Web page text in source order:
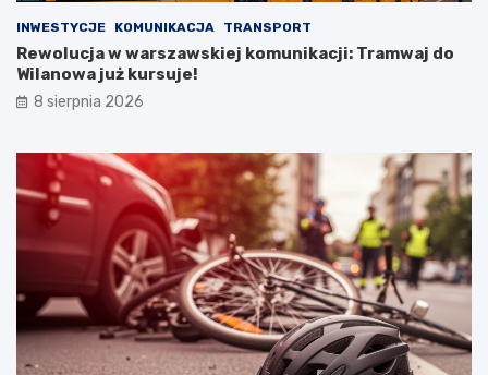
INWESTYCJE KOMUNIKACJA TRANSPORT
Rewolucja w warszawskiej komunikacji: Tramwaj do
Wilanowa już kursuje!
8 sierpnia 2026